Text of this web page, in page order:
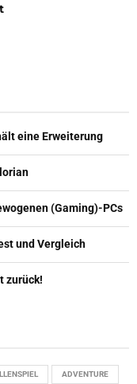
eine Erweiterung
(Gaming)-PCs
und Vergleich
zurück!
ADVENTURE